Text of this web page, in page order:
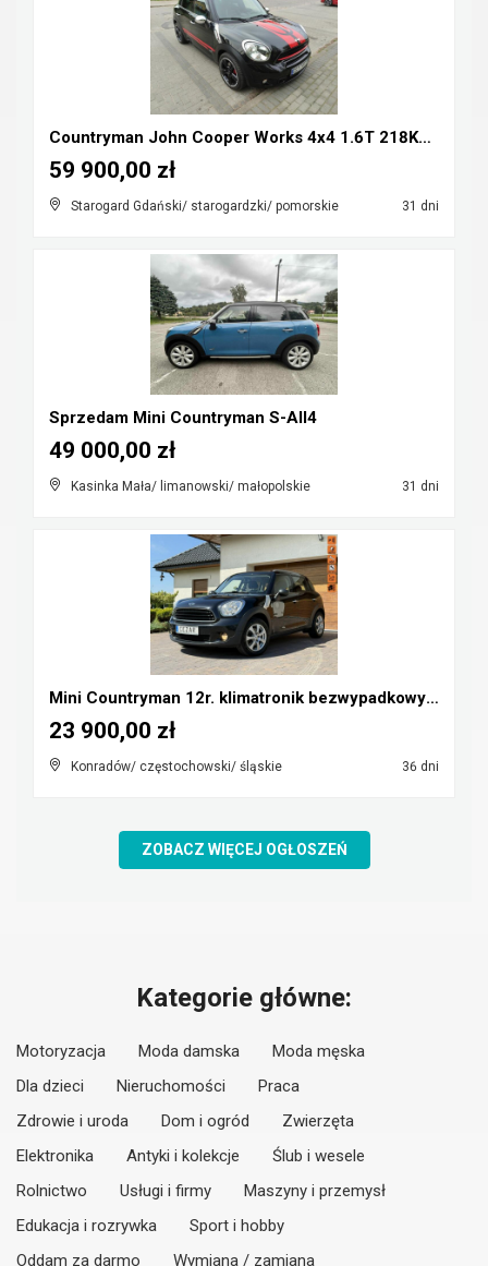
Countryman John Cooper Works 4x4 1.6T 218KM Mozliw...
Starogard Gdański/ starogardzki/ pomorskie 31 dni
59 900,00 zł
Sprzedam Mini Countryman S-All4
Kasinka Mała/ limanowski/ małopolskie 31 dni
49 000,00 zł
Mini Countryman 12r. klimatronik bezwypadkowy Cz-w...
Konradów/ częstochowski/ śląskie 36 dni
23 900,00 zł
ZOBACZ WIĘCEJ OGŁOSZEŃ
Kategorie główne:
Motoryzacja Moda damska
Moda męska
Dla dzieci
Nieruchomości
Praca
Zdrowie i uroda
Dom i ogród
Zwierzęta
Elektronika
Antyki i kolekcje
Ślub i wesele
Rolnictwo
Usługi i firmy
Maszyny i przemysł
Edukacja i rozrywka
Sport i hobby
Oddam za darmo
Wymiana / zamiana